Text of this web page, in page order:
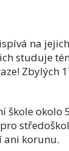
na
studuje
Zbylých
okolo
ani korunu.